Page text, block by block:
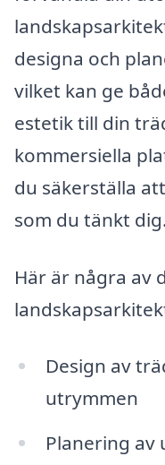
designa och
vilket kan ge
estetik till din
kommersiella
du säkerställa
som du tänkt dig.
Här är några av
Design av
utrymmen
Planering av